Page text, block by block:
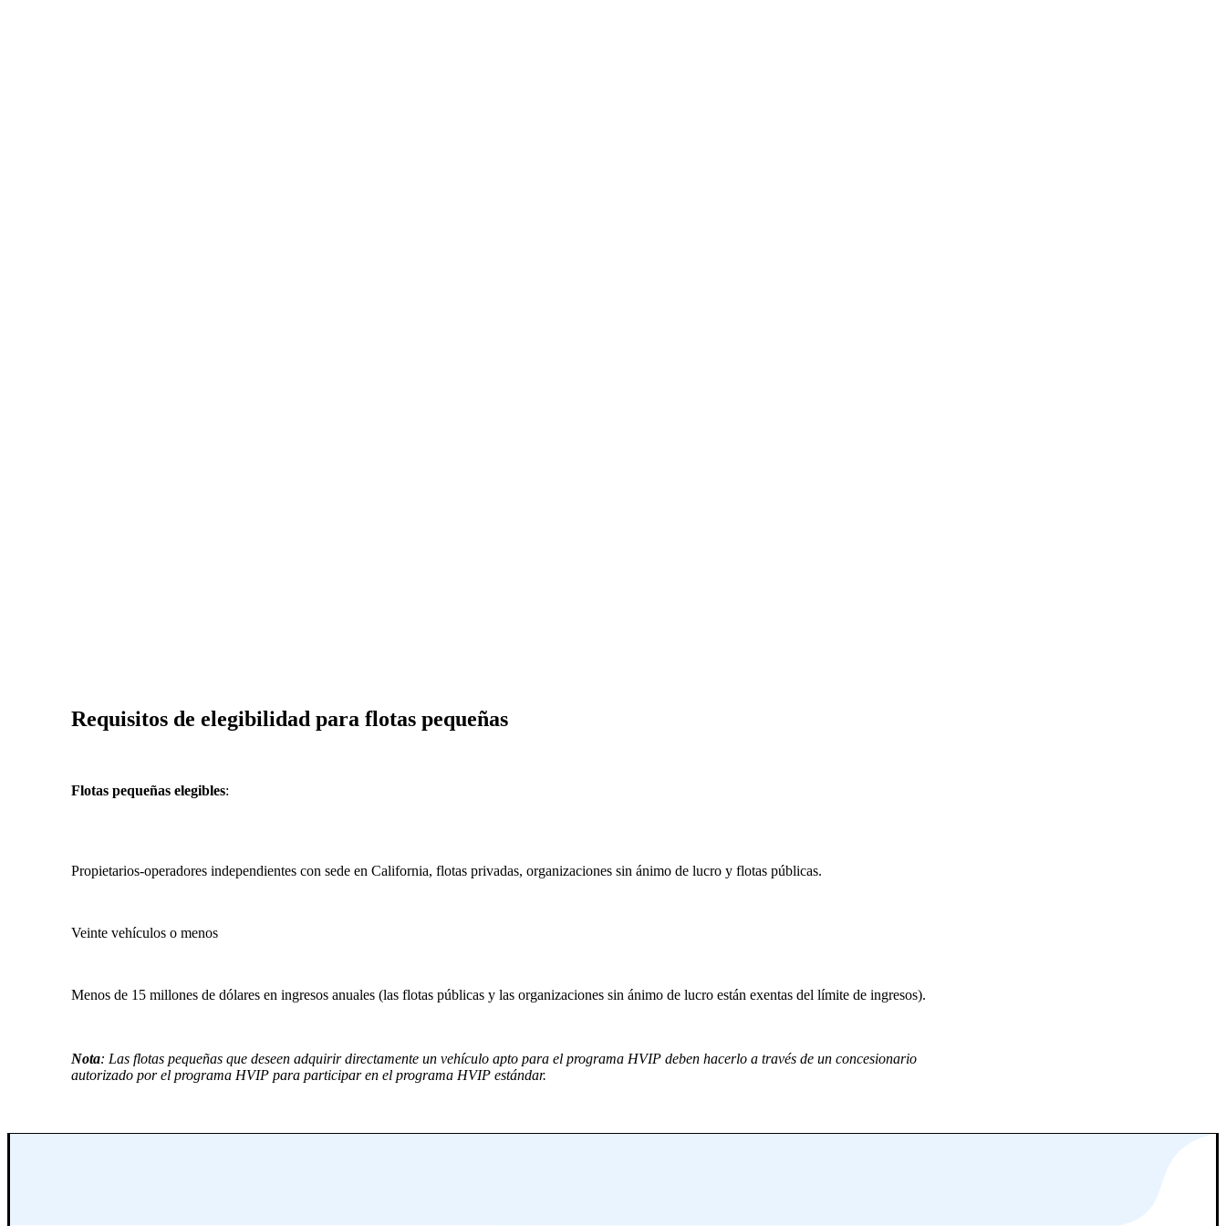
Requisitos de elegibilidad para flotas pequeñas
Flotas pequeñas elegibles:
Propietarios-operadores independientes con sede en California, flotas privadas, organizaciones sin ánimo de lucro y flotas públicas.
Veinte vehículos o menos
Menos de 15 millones de dólares en ingresos anuales (las flotas públicas y las organizaciones sin ánimo de lucro están exentas del límite de ingresos).
Nota: Las flotas pequeñas que deseen adquirir directamente un vehículo apto para el programa HVIP deben hacerlo a través de un concesionario
autorizado por el programa HVIP para participar en el programa HVIP estándar.